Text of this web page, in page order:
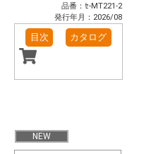
品番：ｾ-MT221-2
発行年月：2026/08
目次 カタログ
NEW